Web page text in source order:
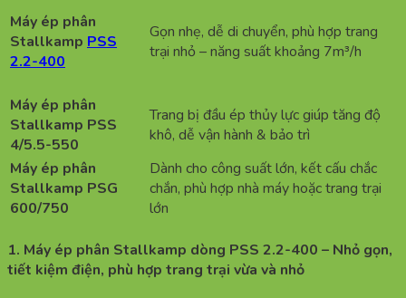
Máy ép phân
Stallkamp PSS
2.2-400
Gọn nhẹ, dễ di chuyển, phù hợp trang
trại nhỏ – năng suất khoảng 7m³/h
Máy ép phân
Stallkamp PSS
4/5.5-550
Trang bị đầu ép thủy lực giúp tăng độ
khô, dễ vận hành & bảo trì
Máy ép phân
Stallkamp PSG
600/750
Dành cho công suất lớn, kết cấu chắc
chắn, phù hợp nhà máy hoặc trang trại
lớn
1. Máy ép phân Stallkamp dòng PSS 2.2-400 – Nhỏ gọn,
tiết kiệm điện, phù hợp trang trại vừa và nhỏ